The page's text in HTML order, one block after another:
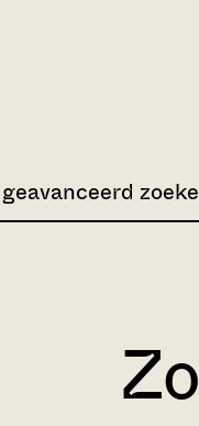
geavanceerd